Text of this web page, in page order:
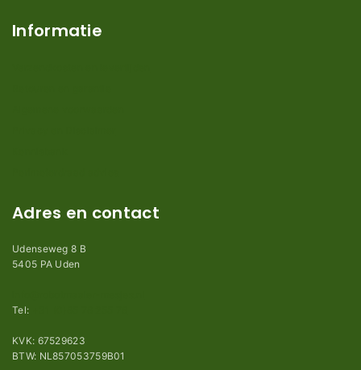
Informatie
Adres en contact
Udenseweg 8 B
5405 PA Uden
Tel:
KVK: 67529623
BTW: NL857053759B01